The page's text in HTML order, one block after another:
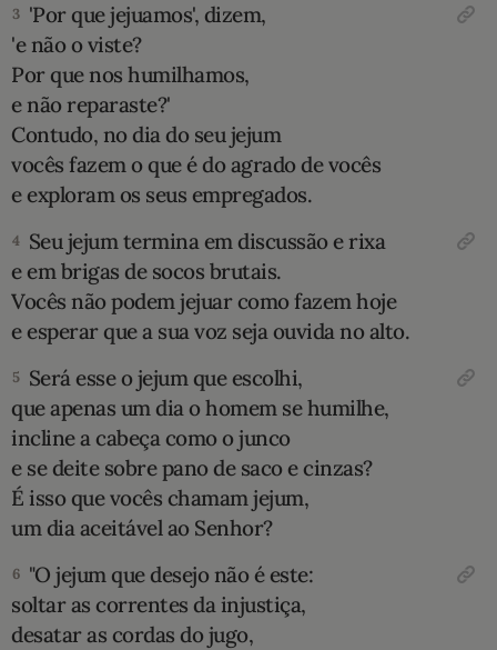
PERGUNTE À BÍBLIA
TERMO BÍBLICO
QUEM SOMOS
LOJA BÍBLIAON
3 'Por que jejuamos', dizem,
'e não o viste?
Por que nos humilhamos,
e não reparaste?'
Contudo, no dia do seu jejum
vocês fazem o que é do agrado de vocês
e exploram os seus empregados.
4 Seu jejum termina em discussão e rixa
e em brigas de socos brutais.
Vocês não podem jejuar como fazem hoje
e esperar que a sua voz seja ouvida no alto.
5 Será esse o jejum que escolhi,
que apenas um dia o homem se humilhe,
incline a cabeça como o junco
e se deite sobre pano de saco e cinzas?
É isso que vocês chamam jejum,
um dia aceitável ao ­Senhor?
6 "O jejum que desejo não é este:
soltar as correntes da injustiça,
desatar as cordas do jugo,